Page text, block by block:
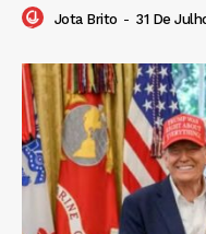
Jota Brito - 31 De